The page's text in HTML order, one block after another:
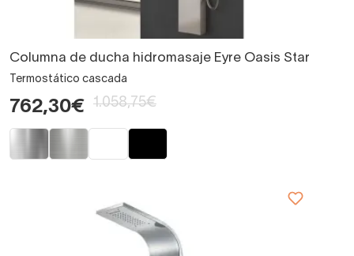
Columna de ducha hidromasaje Eyre Oasis Star
Termostático cascada
762,30€ 1.058,75€